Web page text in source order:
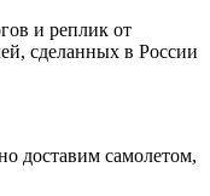
и реплик от
сделанных в России
доставим самолетом,